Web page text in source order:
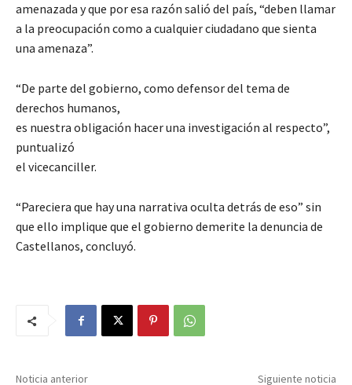
amenazada y que por esa razón salió del país, “deben llamar
a la preocupación como a cualquier ciudadano que sienta
una amenaza”.
“De parte del gobierno, como defensor del tema de
derechos humanos,
es nuestra obligación hacer una investigación al respecto”,
puntualizó
el vicecanciller.
“Pareciera que hay una narrativa oculta detrás de eso” sin
que ello implique que el gobierno demerite la denuncia de
Castellanos, concluyó.
Noticia anterior Siguiente noticia